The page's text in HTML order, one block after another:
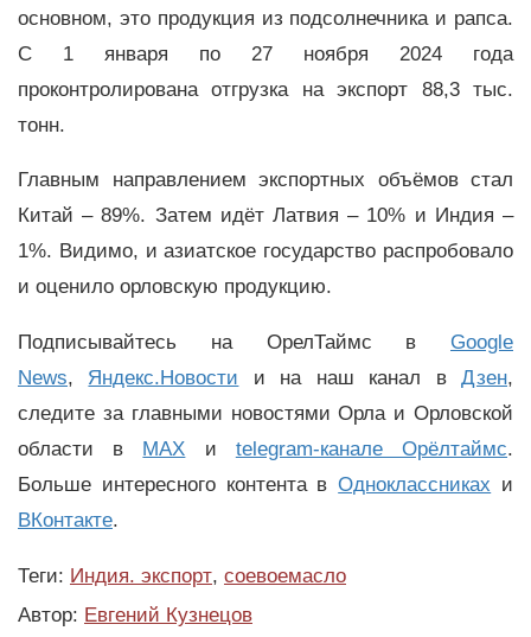
основном, это продукция из подсолнечника и рапса.
С 1 января по 27 ноября 2024 года
проконтролирована отгрузка на экспорт 88,3 тыс.
тонн.
Главным направлением экспортных объёмов стал
Китай – 89%. Затем идёт Латвия – 10% и Индия –
1%. Видимо, и азиатское государство распробовало
и оценило орловскую продукцию.
Подписывайтесь на ОрелТаймс в Google
News, Яндекс.Новости и на наш канал вДзен,
следите за главными новостями Орла и Орловской
области в MAX и telegram-канале Орёлтаймс.
Больше интересного контента вОдноклассниках и
ВКонтакте.
Теги: Индия. экспорт, соевоемасло
Автор: Евгений Кузнецов